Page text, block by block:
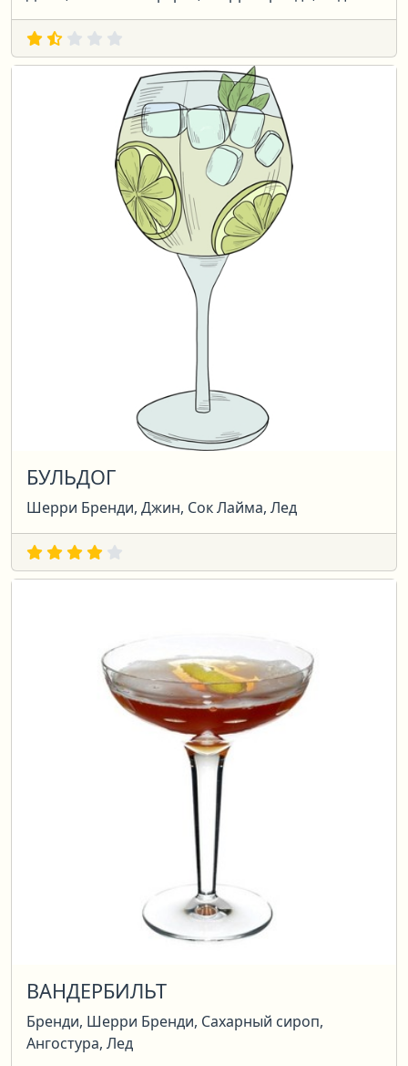
БУЛЬДОГ
Шерри Бренди, Джин, Сок Лайма, Лед
ВАНДЕРБИЛЬТ
Бренди, Шерри Бренди, Сахарный сироп,
Ангостура, Лед